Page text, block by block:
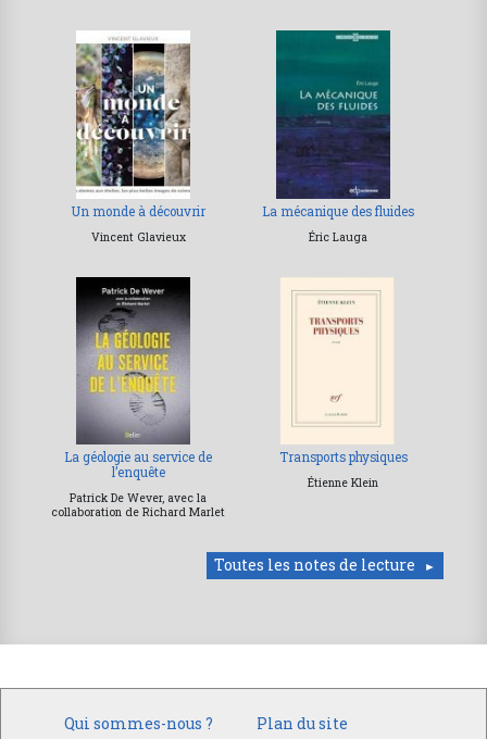
Un monde à découvrir
Vincent Glavieux
La mécanique des fluides
Éric Lauga
La géologie au service de
l’enquête
Patrick De Wever, avec la
collaboration de Richard Marlet
Transports physiques
Étienne Klein
Toutes les notes de lecture
Qui sommes-nous ? Plan du site